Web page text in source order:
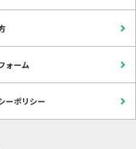
ォーム
ーポリシー